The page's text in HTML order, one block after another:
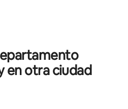
en otra ciudad